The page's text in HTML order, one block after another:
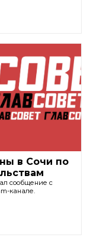
в Сочи по
сообщение с
канале.